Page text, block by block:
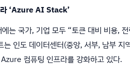
‘Azure AI Stack’
는 국가, 기업 모두 “토큰 대비 비용,
는 인도 데이터센터(중앙, 서부, 남부
컴퓨팅 인프라를 강화하고 있다.